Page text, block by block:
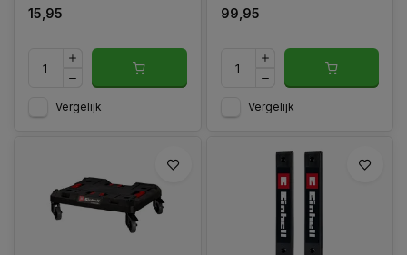
15,95
Vergelijk
99,95
Vergelijk